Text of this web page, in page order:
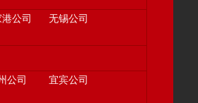
公司
无锡公司
公司
宜宾公司